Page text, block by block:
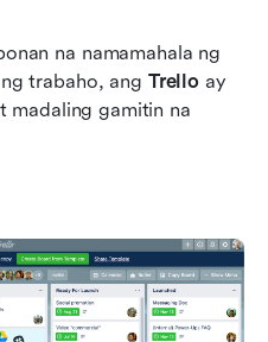
na namamahala ng
trabaho, ang Trello ay
madaling gamitin na